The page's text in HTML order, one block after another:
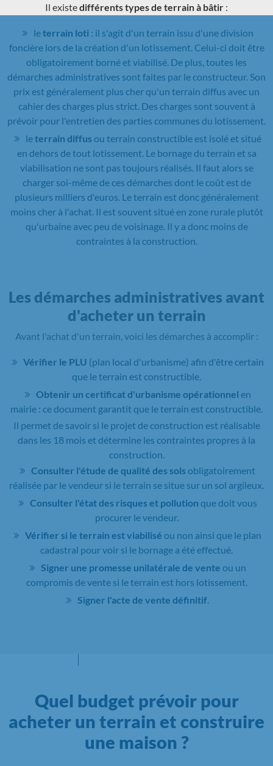
Il existedifférents types de terrain à bâtir :
leterrain loti : il s'agit d'un terrain issu d'une division
foncière lors de la création d'un lotissement. Celui-ci doit être
obligatoirement borné et viabilisé. De plus, toutes les
démarches administratives sont faites par le constructeur. Son
prix est généralement plus cher qu'un terrain diffus avec un
cahier des charges plus strict. Des charges sont souvent à
prévoir pour l'entretien des parties communes du lotissement.
leterrain diffusou terrain constructible est isolé et situé
en dehors de tout lotissement. Le bornage du terrain et sa
viabilisation ne sont pas toujours réalisés. Il faut alors se
charger soi-même de ces démarches dont le coût est de
plusieurs milliers d'euros. Le terrain est donc généralement
moins cher à l'achat. Il est souvent situé en zone rurale plutôt
qu'urbaine avec peu de voisinage. Il y a donc moins de
contraintes à la construction.
Les démarches administratives avant
d'acheter un terrain
Avant l'achat d'un terrain, voici les démarches à accomplir :
Vérifier le PLU (plan local d'urbanisme) afin d'être certain
que le terrain est constructible.
Obtenir un certificat d'urbanisme opérationnel en
mairie : ce document garantit que le terrain est constructible.
Il permet de savoir si le projet de construction est réalisable
dans les 18 mois et détermine les contraintes propres à la
construction.
Consulter l'étude de qualité des sols obligatoirement
réalisée par le vendeur si le terrain se situe sur un sol argileux.
Consulter l'état des risques et pollution que doit vous
procurer le vendeur.
Vérifier si le terrain est viabilisé ou non ainsi que le plan
cadastral pour voir si le bornage a été effectué.
Signer une promesse unilatérale de vente ou un
compromis de vente si le terrain est hors lotissement.
Signer l'acte de vente définitif
Quel budget prévoir pour
acheter un terrain et construire
une maison ?